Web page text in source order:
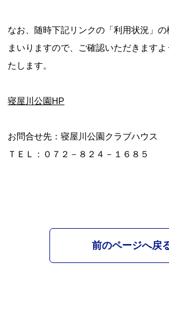
なお、随時下記リンクの「利用状況」
まいりますので、ご確認いただきます
たします。
寝屋川公園HP
お問合せ先：寝屋川公園クラブハウス
ＴＥＬ：０７２－８２４－１６８５
前のページへ戻